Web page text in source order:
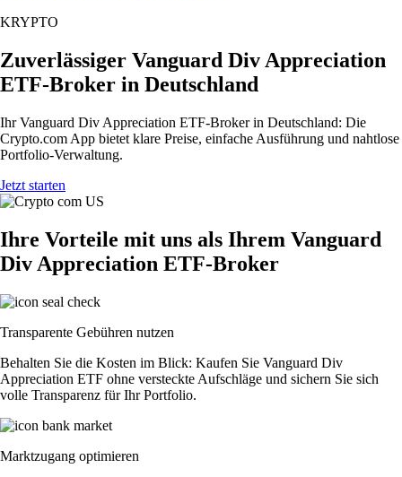
KRYPTO
Zuverlässiger Vanguard Div Appreciation
ETF-Broker in Deutschland
Ihr Vanguard Div Appreciation ETF-Broker in Deutschland: Die
Crypto.com App bietet klare Preise, einfache Ausführung und nahtlose
Portfolio-Verwaltung.
Jetzt starten
Ihre Vorteile mit uns als Ihrem Vanguard
Div Appreciation ETF-Broker
Transparente Gebühren nutzen
Behalten Sie die Kosten im Blick: Kaufen Sie Vanguard Div
Appreciation ETF ohne versteckte Aufschläge und sichern Sie sich
volle Transparenz für Ihr Portfolio.
Marktzugang optimieren